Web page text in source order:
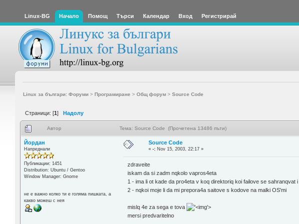
Linux-BG Начало Помощ Търси Календар Вход Регистрирай
Linux за българи: Форуми> Програмиране > Общ форум> Source Code
Страници: [1] Надолу
Автор Тема: Source Code (Прочетена 13486 пъти)
Йордан
Напреднали
Публикации: 1451
Distribution: Ubuntu / Gentoo
Window Manager: Gnome
не е важно колко ти е голяма пишката, а
какво можеш с нея
Source Code
«-: Nov 15, 2003, 22:17 »
zdraveite
iskam da si zadm nqkolo vapros4eta
1 - ima li ot kade da pro4eta v koq direktoriq koi failove se
2 - nqkoi moje li da mi prepora4a saitove s kodove na malki OS'mi
mislq 4e za sega e tova
'>
mersi predvaritelno